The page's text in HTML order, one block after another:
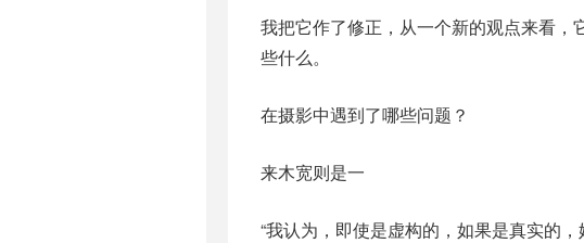
我把它作了修正，从一个新的观点来看
些什么。
在摄影中遇到了哪些问题？
来木宽则是一
“我认为，即使是虚构的，如果是真实的